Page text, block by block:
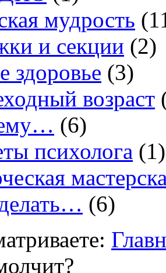
мудрость
и секции (2)
здоровье (3)
возраст
(6)
психолога (1)
(6)